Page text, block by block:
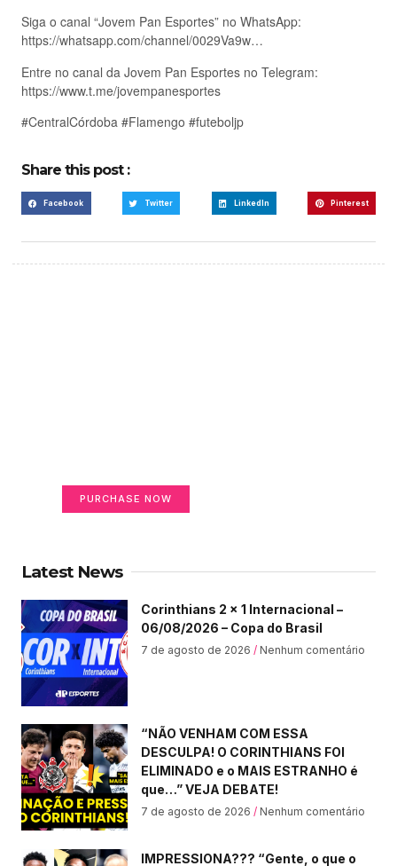
Siga o canal “Jovem Pan Esportes” no WhatsApp:
https://whatsapp.com/channel/0029Va9w…
Entre no canal da Jovem Pan Esportes no Telegram:
https://www.t.me/jovempanesportes
#CentralCórdoba #Flamengo #futeboljp
Share this post :
Facebook Twitter LinkedIn Pinterest
PURCHASE NOW
Latest News
Corinthians 2 x 1 Internacional –
06/08/2026 – Copa do Brasil
7 de agosto de 2026 Nenhum comentário
“NÃO VENHAM COM ESSA
DESCULPA! O CORINTHIANS FOI
ELIMINADO e o MAIS ESTRANHO é
que…” VEJA DEBATE!
7 de agosto de 2026 Nenhum comentário
IMPRESSIONA??? “Gente, o que o